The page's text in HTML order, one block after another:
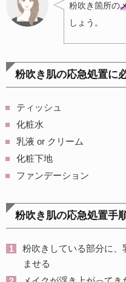
粉吹き箇所の
しょう。
粉吹き肌の応急処置に
ティッシュ
化粧水
乳液 or クリーム
化粧下地
ファンデーション
粉吹き肌の応急処置手
粉吹きしている部分に、
ませる